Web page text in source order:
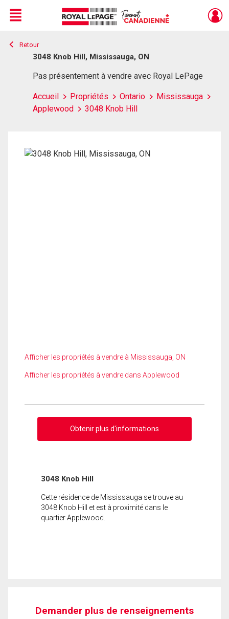
Live
En Direct
Menu
Retour
3048 Knob Hill, Mississauga, ON
Pas présentement à vendre avec Royal LePage
Accueil Propriétés Ontario
Mississauga
Applewood
3048 Knob Hill
Afficher les propriétés à vendre à Mississauga, ON
Afficher les propriétés à vendre dans Applewood
Obtenir plus d'informations
3048 Knob Hill
Cette résidence de Mississauga se trouve au
3048 Knob Hill et est à proximité dans le
quartier Applewood.
Demander plus de renseignements